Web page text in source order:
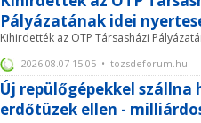
Pályázatának idei
Kihirdették az OTP Társasházi
2026.08.07 15:05 • tozsdeforum.hu
Új repülőgépekkel szállna
erdőtüzek ellen -